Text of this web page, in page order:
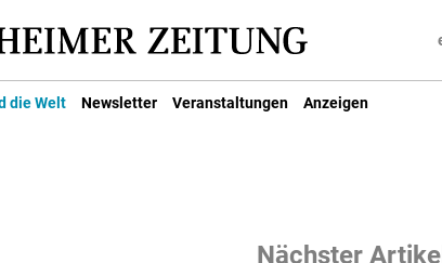
die Welt Newsletter Veranstaltungen Anzeigen
Nächster Artikel